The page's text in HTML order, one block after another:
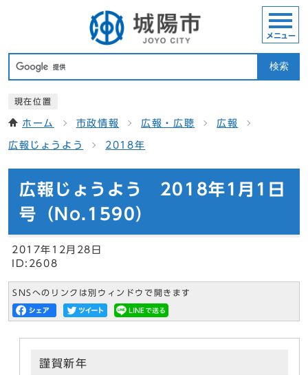
検索
メニュー
現在位置
ホーム 市政情報 広報・広聴 広報
広報じょうよう 2018年
広報じょうよう 2018年1月1日
号（No.1590）
2017年12月28日
ID:2608
SNSへのリンクは別ウィンドウで開きます
謹賀新年